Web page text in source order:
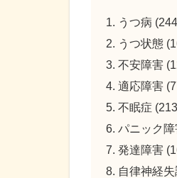
うつ病
うつ状態
不安障害
適応障害
不眠症
パニック
発達障害
自律神経